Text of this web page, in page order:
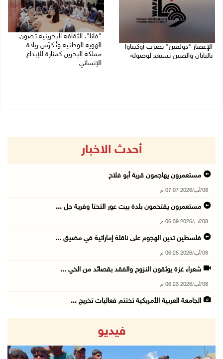
الإعصار "دولفين" يضرب أوكيناوا
باليابان والصين تستعد لوصوله
"فانا": الثقافة البحرينية تـصون
الهوية الوطنية وتُـكرّس ريادة
مملكة البحرين كمنارة للإبداع
الإنساني
أحدث الاخبار
مستعمرون يهاجمون قرية أبو فلاح
08/آب/2026 07:07 م
مستعمرون يقتحمون بلدة بيت عور التحتا وقرية جل ...
08/آب/2026 06:39 م
فلسطين تدين الهجوم على ناقلة إماراتية في مضيق ...
08/آب/2026 06:25 م
شعراء غزة يوثقون النزوح والفقد بقصائد من الخي ...
08/آب/2026 06:23 م
الجامعة العربية الأمريكية تختتم فعاليات تخريج ...
إصابات بالاختناق خلال اقتحام الاحتلال قرية ال ...
08/آب/2026 05:52 م
فيديو